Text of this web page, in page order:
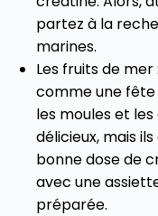
partez à la
marines.
Les fruits de mer
comme une
les moules et
délicieux, mais
bonne dose de
avec une
préparée.